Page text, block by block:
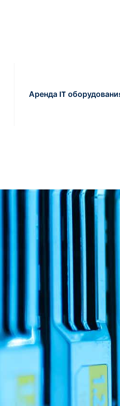
Аренда IT